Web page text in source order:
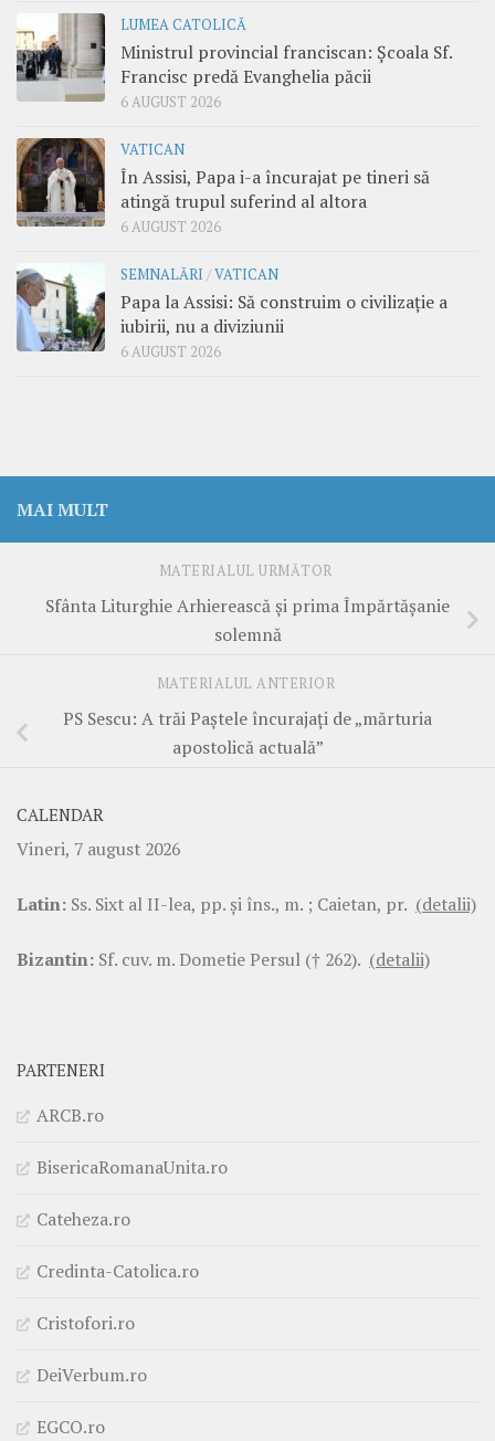
LUMEA CATOLICĂ
Ministrul provincial franciscan: Școala Sf.
Francisc predă Evanghelia păcii
6 AUGUST 2026
VATICAN
În Assisi, Papa i-a încurajat pe tineri să
atingă trupul suferind al altora
6 AUGUST 2026
SEMNALĂRI /VATICAN
Papa la Assisi: Să construim o civilizație a
iubirii, nu a diviziunii
6 AUGUST 2026
MAI MULT
MATERIALUL URMĂTOR
Sfânta Liturghie Arhierească și prima Împărtășanie
solemnă
MATERIALUL ANTERIOR
PS Sescu: A trăi Paștele încurajați de „mărturia
apostolică actuală”
CALENDAR
Vineri, 7 august 2026
Latin: Ss. Sixt al II-lea, pp. şi îns., m. ; Caietan, pr. (detalii)
Bizantin: Sf. cuv. m. Dometie Persul († 262). (detalii)
PARTENERI
ARCB.ro
BisericaRomanaUnita.ro
Cateheza.ro
Credinta-Catolica.ro
Cristofori.ro
DeiVerbum.ro
EGCO.ro